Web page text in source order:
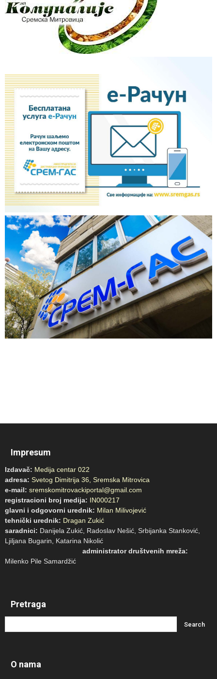
Impresum
Izdavač: Medija centar 022
adresa: Svetog Dimitrija 36, Sremska Mitrovica
e-mail: sremskomitrovackiportal@gmail.com
registracioni broj medija: IN000217
glavni i odgovorni urednik: Milan Milivojević
tehnički urednik: Dragan Zukić
saradnici: Danijela Zukić, Radoslav Nešić, Srbijanka Stanković,
Ljiljana Bugarin, Katarina Nikolić
administrator društvenih mreža:
Milenko Pile Samardžić
Pretraga
O nama